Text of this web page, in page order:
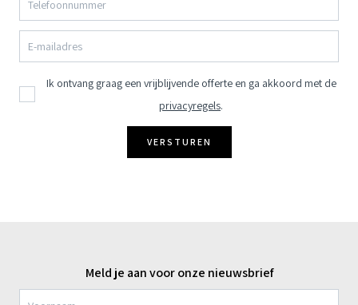
Ik ontvang graag een vrijblijvende offerte en ga akkoord met de
privacyregels.
VERSTUREN
Meld je aan voor onze nieuwsbrief